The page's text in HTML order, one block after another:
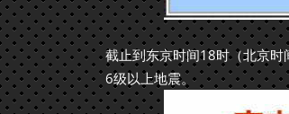
截止到东京时间18时（北京
6级以上地震。